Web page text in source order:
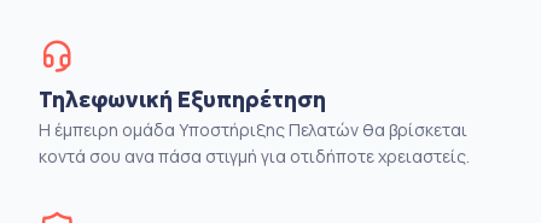
Τηλεφωνική Εξυπηρέτηση
Η έμπειρη ομάδα Υποστήριξης Πελατών θα βρίσκεται
κοντά σου ανα πάσα στιγμή για οτιδήποτε χρειαστείς.